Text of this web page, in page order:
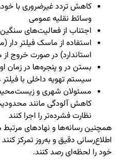
کاهش تردد غیرضروری با
وسائط نقلیه عمومی
اجتناب از فعالیت‌های
استاندارد) در صورت خروج از
بستن در و پنجره‌ها در زمان
سیستم تهویه داخلی با
مسئولان شهری و
کاهش آلودگی مانند
نظارت فشرده‌تر را اجرا کنند
همچنین رسانه‌ها و نهادهای مرتبط
اطلاع‌رسانی دقیق و به‌روز تمرکز
خود را لحظه‌ای رصد کنند.